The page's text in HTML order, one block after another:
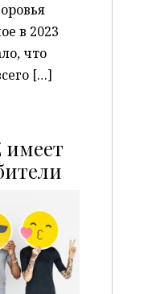
в 2023
что
[…]
имеет